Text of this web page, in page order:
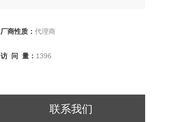
厂商性质：代理商
访 问 量： 1396
联系我们